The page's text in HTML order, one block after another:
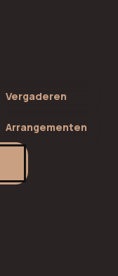
Vergaderen
Arrangementen